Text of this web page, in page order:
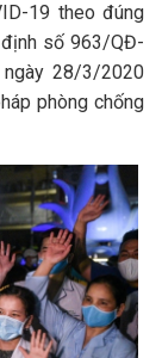
19 theo đúng
số 963/QĐ-
ngày 28/3/2020
phòng chống